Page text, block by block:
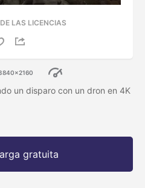
LAS LICENCIAS
un disparo con un dron en 4K
gratuita